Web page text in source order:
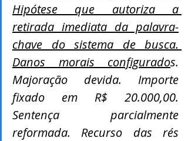
Hipótese que autoriza a
retirada imediata da palavra-
chave do sistema de busca.
Danos morais configurados.
Majoração devida. Importe
fixado em R$ 20.000,00.
Sentença parcialmente
reformada. Recurso das rés